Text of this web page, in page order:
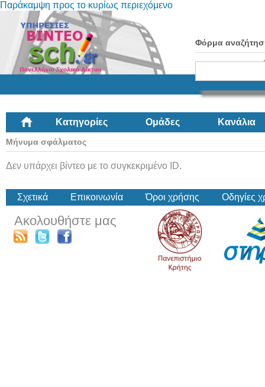
Παράκαμψη προς το κυρίως περιεχόμενο
Φόρμα
Κατηγορίες Ομάδες Κανάλια
Μήνυμα σφάλματος
Δεν υπάρχει βίντεο με το συγκεκριμένο ID.
Σχετικά Επικοινωνία Όροι χρήσης Οδηγίες
Ακολουθήστε μας